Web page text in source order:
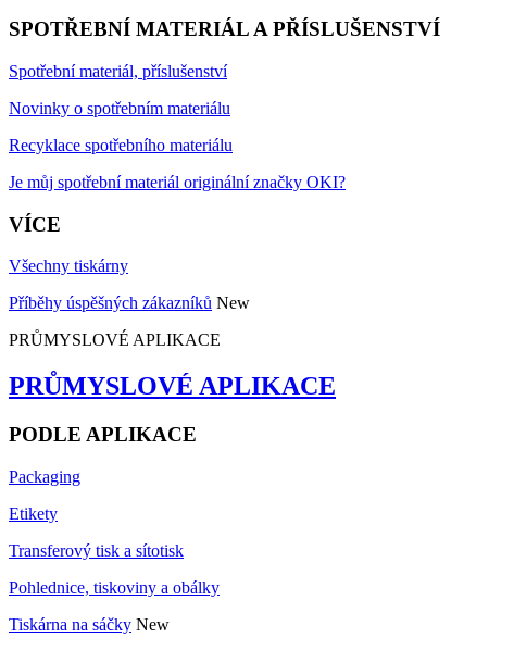
SPOTŘEBNÍ MATERIÁL A PŘÍSLUŠENSTVÍ
Spotřební materiál, příslušenství
Novinky o spotřebním materiálu
Recyklace spotřebního materiálu
Je můj spotřební materiál originální značky OKI?
VÍCE
Všechny tiskárny
Příběhy úspěšných zákazníků New
PRŮMYSLOVÉ APLIKACE
PRŮMYSLOVÉ APLIKACE
PODLE APLIKACE
Packaging
Etikety
Transferový tisk a sítotisk
Pohlednice, tiskoviny a obálky
Tiskárna na sáčky New